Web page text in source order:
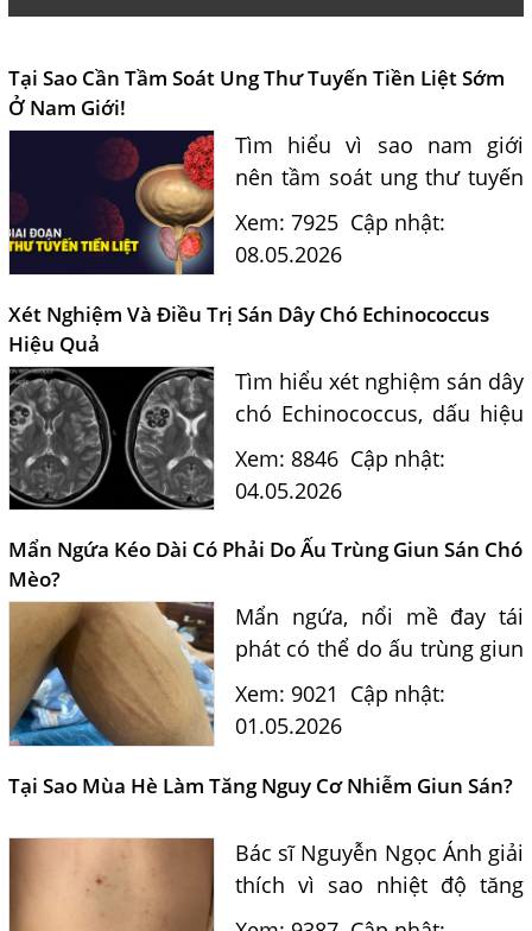
Tại Sao Cần Tầm Soát Ung Thư Tuyến Tiền Liệt Sớm
Ở Nam Giới!
Tìm hiểu vì sao nam giới
nên tầm soát ung thư tuyến
tiền liệt sớm, dấu hiệu nhận
biết, độ tuổi cần kiểm tra và
bệnh hiệu quả.
Xem: 7925 Cập nhật:
08.05.2026
Xét Nghiệm Và Điều Trị Sán Dây Chó Echinococcus
Hiệu Quả
Tìm hiểu xét nghiệm sán dây
chó Echinococcus, dấu hiệu
nhận biết và phương pháp
điều trị hiệu quả, an toàn
sinh trùng.
Xem: 8846 Cập nhật:
04.05.2026
Mẩn Ngứa Kéo Dài Có Phải Do Ấu Trùng Giun Sán Chó
Mèo?
Mẩn ngứa, nổi mề đay tái
phát có thể do ấu trùng giun
sán chó mèo Toxocara. Bác
sĩ tư vấn nguyên nhân, xét
quả.
Xem: 9021 Cập nhật:
01.05.2026
Tại Sao Mùa Hè Làm Tăng Nguy Cơ Nhiễm Giun Sán?
Bác sĩ Nguyễn Ngọc Ánh giải
thích vì sao nhiệt độ tăng
lên vào mùa hè khiến bệnh